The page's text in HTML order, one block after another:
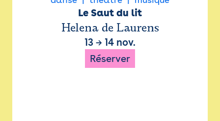
Le Saut du lit
Helena de Laurens
13 → 14 nov.
Réserver